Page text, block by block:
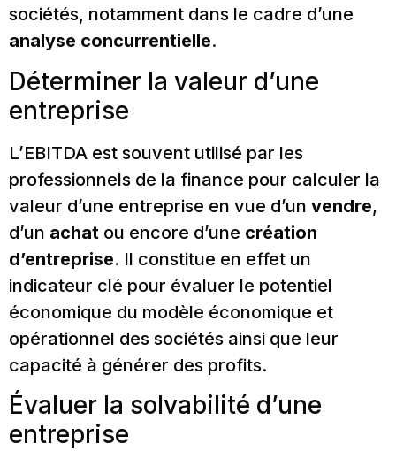
sociétés, notamment dans le cadre d’une
analyse concurrentielle.
Déterminer la valeur d’une
entreprise
L’EBITDA est souvent utilisé par les
professionnels de la finance pour calculer la
valeur d’une entreprise en vue d’un vendre,
d’un achat ou encore d’une création
d’entreprise. Il constitue en effet un
indicateur clé pour évaluer le potentiel
économique du modèle économique et
opérationnel des sociétés ainsi que leur
capacité à générer des profits.
Évaluer la solvabilité d’une
entreprise